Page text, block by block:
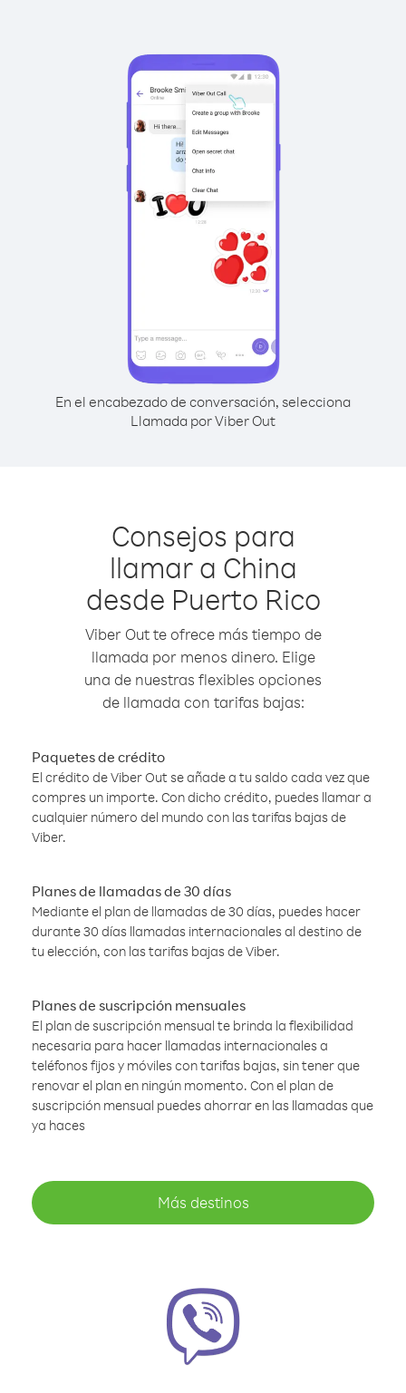
En el encabezado de conversación, selecciona
Llamada por Viber Out
Consejos para
llamar a China
desde Puerto Rico
Viber Out te ofrece más tiempo de
llamada por menos dinero. Elige
una de nuestras flexibles opciones
de llamada con tarifas bajas:
Paquetes de crédito
El crédito de Viber Out se añade a tu saldo cada vez que
compres un importe. Con dicho crédito, puedes llamar a
cualquier número del mundo con las tarifas bajas de
Viber.
Planes de llamadas de 30 días
Mediante el plan de llamadas de 30 días, puedes hacer
durante 30 días llamadas internacionales al destino de
tu elección, con las tarifas bajas de Viber.
Planes de suscripción mensuales
El plan de suscripción mensual te brinda la flexibilidad
necesaria para hacer llamadas internacionales a
teléfonos fijos y móviles con tarifas bajas, sin tener que
renovar el plan en ningún momento. Con el plan de
suscripción mensual puedes ahorrar en las llamadas que
ya haces
Más destinos